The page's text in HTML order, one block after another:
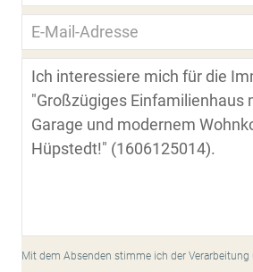
Mit dem Absenden stimme ich der